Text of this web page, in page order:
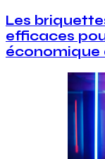
Les
efficaces
économique